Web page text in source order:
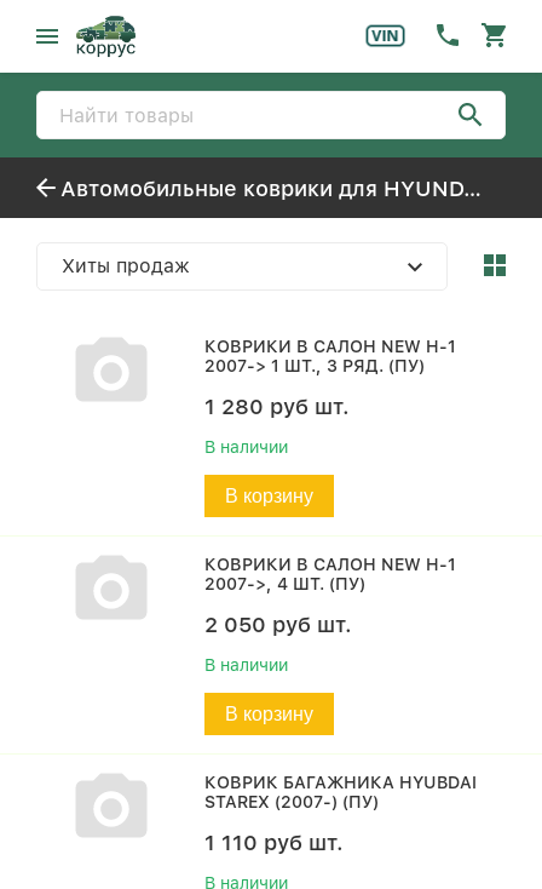
Автомобильные коврики для HYUNDAI H-1 NEW (2007-)
Хиты продаж
КОВРИКИ В САЛОН NEW H-1
2007-> 1 ШТ., 3 РЯД. (ПУ)
1 280 руб шт.
В наличии
В корзину
КОВРИКИ В САЛОН NEW H-1
2007->, 4 ШТ. (ПУ)
2 050 руб шт.
В наличии
В корзину
КОВРИК БАГАЖНИКА HYUBDAI
STAREX (2007-) (ПУ)
1 110 руб шт.
В наличии